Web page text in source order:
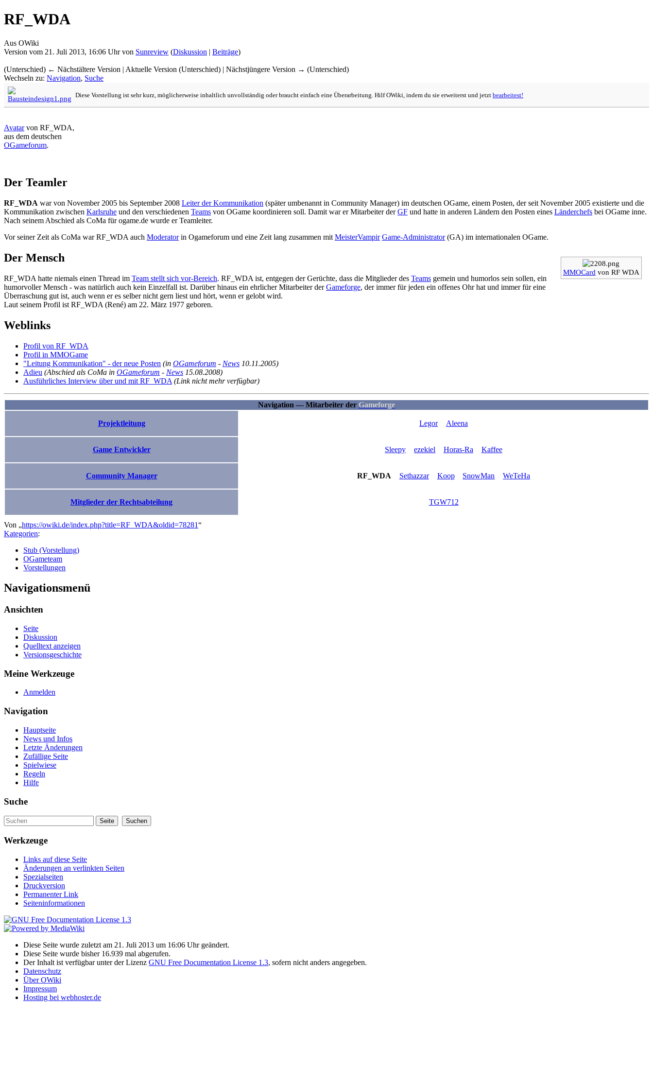
RF_WDA
Aus OWiki
Version vom 21. Juli 2013, 16:06 Uhr von Sunreview (Diskussion | Beiträge)
(Unterschied) ← Nächstältere Version | Aktuelle Version (Unterschied) | Nächstjüngere Version → (Unterschied)
Wechseln zu: Navigation, Suche
Diese Vorstellung ist sehr kurz, möglicherweise inhaltlich unvollständig oder braucht einfach eine Überarbeitung. Hilf OWiki, indem du sie erweiterst und jetzt bearbeitest!
Avatarvon RF_WDA,
aus dem deutschen
OGameforum.
Der Teamler
RF_WDA war von November 2005 bis September 2008 Leiter der Kommunikation (später umbenannt in Community Manager) im deutschen OGame, einem Posten, der seit November 2005 existierte und die
Kommunikation zwischen Karlsruhe und den verschiedenen Teams von OGame koordinieren soll. Damit war er Mitarbeiter derGF und hatte in anderen Ländern den Posten eines Länderchefs bei OGame inne.
Nach seinem Abschied als CoMa für ogame.de wurde er Teamleiter.
Vor seiner Zeit als CoMa war RF_WDA auch Moderatorin Ogameforum und eine Zeit lang zusammen mit MeisterVampir Game-Administrator(GA) im internationalen OGame.
MMOCard von RF WDA
Der Mensch
RF_WDA hatte niemals einen Thread im Team stellt sich vor-Bereich. RF_WDA ist, entgegen der Gerüchte, dass die Mitglieder des Teams gemein und humorlos sein sollen, ein
humorvoller Mensch - was natürlich auch kein Einzelfall ist. Darüber hinaus ein ehrlicher Mitarbeiter derGameforge, der immer für jeden ein offenes Ohr hat und immer für eine
Überraschung gut ist, auch wenn er es selber nicht gern liest und hört, wenn er gelobt wird.
Laut seinem Profil ist RF_WDA (René) am 22. März 1977 geboren.
Weblinks
Profil von RF_WDA
Profil in MMOGame
"Leitung Kommunikation" - der neue Posten (in OGameforum - News 10.11.2005)
Adieu (Abschied als CoMa in OGameforum - News 15.08.2008)
Ausführliches Interview über und mit RF_WDA (Link nicht mehr verfügbar)
Navigation — Mitarbeiter der Gameforge
Projektleitung Legor Aleena
Game Entwickler Sleepy ezekiel Horas-Ra Kaffee
Community Manager RF_WDA Sethazzar Koop SnowMan WeTeHa
Mitglieder der Rechtsabteilung TGW712
Von „https://owiki.de/index.php?title=RF_WDA&oldid=78281“
Kategorien:
Stub (Vorstellung)
OGameteam
Vorstellungen
Navigationsmenü
Ansichten
Seite
Diskussion
Quelltext anzeigen
Versionsgeschichte
Meine Werkzeuge
Anmelden
Navigation
Hauptseite
News und Infos
Letzte Änderungen
Zufällige Seite
Spielwiese
Regeln
Hilfe
Suche
Werkzeuge
Links auf diese Seite
Änderungen an verlinkten Seiten
Spezialseiten
Druckversion
Permanenter Link
Seiteninformationen
Diese Seite wurde zuletzt am 21. Juli 2013 um 16:06 Uhr geändert.
Diese Seite wurde bisher 16.939 mal abgerufen.
Der Inhalt ist verfügbar unter der Lizenz GNU Free Documentation License 1.3, sofern nicht anders angegeben.
Datenschutz
Über OWiki
Impressum
Hosting bei webhoster.de